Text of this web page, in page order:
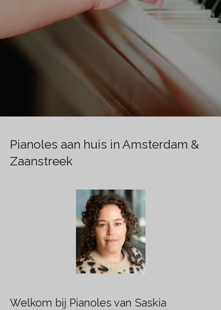
Pianoles aan huis in Amsterdam &
Zaanstreek
Welkom bij Pianoles van Saskia